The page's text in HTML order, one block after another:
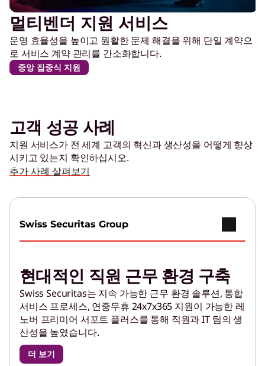
멀티벤더 지원 서비스
운영 효율성을 높이고 원활한 문제 해결을 위해 단일 계약으
로 서비스 계약 관리를 간소화합니다.
중앙 집중식 지원
고객 성공 사례
지원 서비스가 전 세계 고객의 혁신과 생산성을 어떻게 향상
시키고 있는지 확인하십시오.
추가 사례 살펴보기
Swiss Securitas Group
현대적인 직원 근무 환경 구축
Swiss Securitas는 지속 가능한 근무 환경 솔루션, 통합
서비스 프로세스, 연중무휴 24x7x365 지원이 가능한 레
노버 프리미어 서포트 플러스를 통해 직원과 IT 팀의 생
산성을 높였습니다.
더 보기